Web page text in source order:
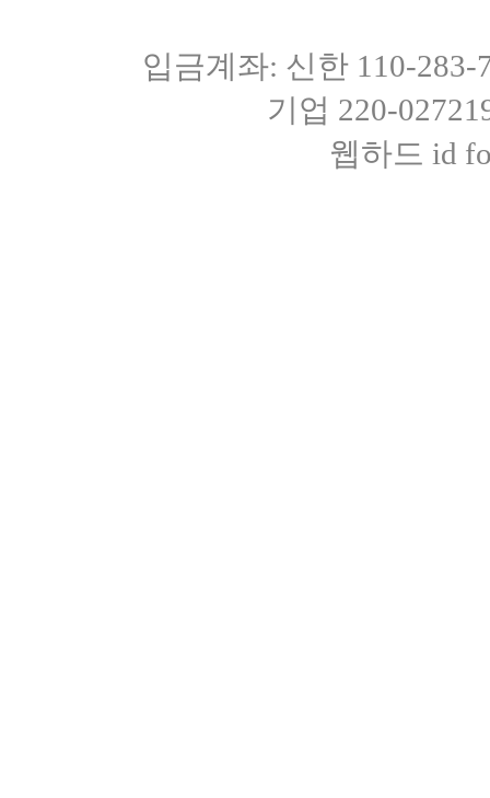
입금계좌: 신한 110-
기업 220-
웹하드 id